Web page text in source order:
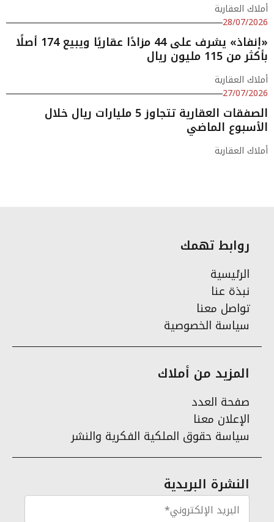
أملاك العقارية
28/07/2026
«إنفاذ» يشرف على 44 مزادًا عقاريًا ويبيع 174 أصلًا
بأكثر من 115 مليون ريال
أملاك العقارية
27/07/2026
الصفقات العقارية تتجاوز 5 مليارات ريال خلال
الأسبوع الماضي
أملاك العقارية
روابط تهمك
الرئيسية
نبذة عنا
تواصل معنا
سياسة الخصوصية
المزيد من أملاك
صفحة العدد
الإعلان معنا
سياسة حقوق الملكية الفكرية والنشر
النشرة البريدية